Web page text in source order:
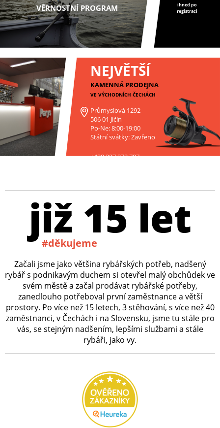
VĚRNOSTNÍ PROGRAM
ihned po
registraci
NEJVĚTŠÍ
KAMENNÁ PRODEJNA
VE VÝCHODNÍCH ČECHÁCH
Průmyslová 1292
506 01 Jičín
Po-Ne: 8:00-19:00
Státní svátky: Zavřeno
+420 227 272 797
již 15 let
#děkujeme
Začali jsme jako většina rybářských potřeb, nadšený
rybář s podnikavým duchem si otevřel malý obchůdek ve
svém městě a začal prodávat rybářské potřeby,
zanedlouho potřeboval první zaměstnance a větší
prostory. Po více než 15 letech, 3 stěhování, s více než 40
zaměstnanci, v Čechách i na Slovensku, jsme tu stále pro
vás, se stejným nadšením, lepšími službami a stále
rybáři, jako vy.